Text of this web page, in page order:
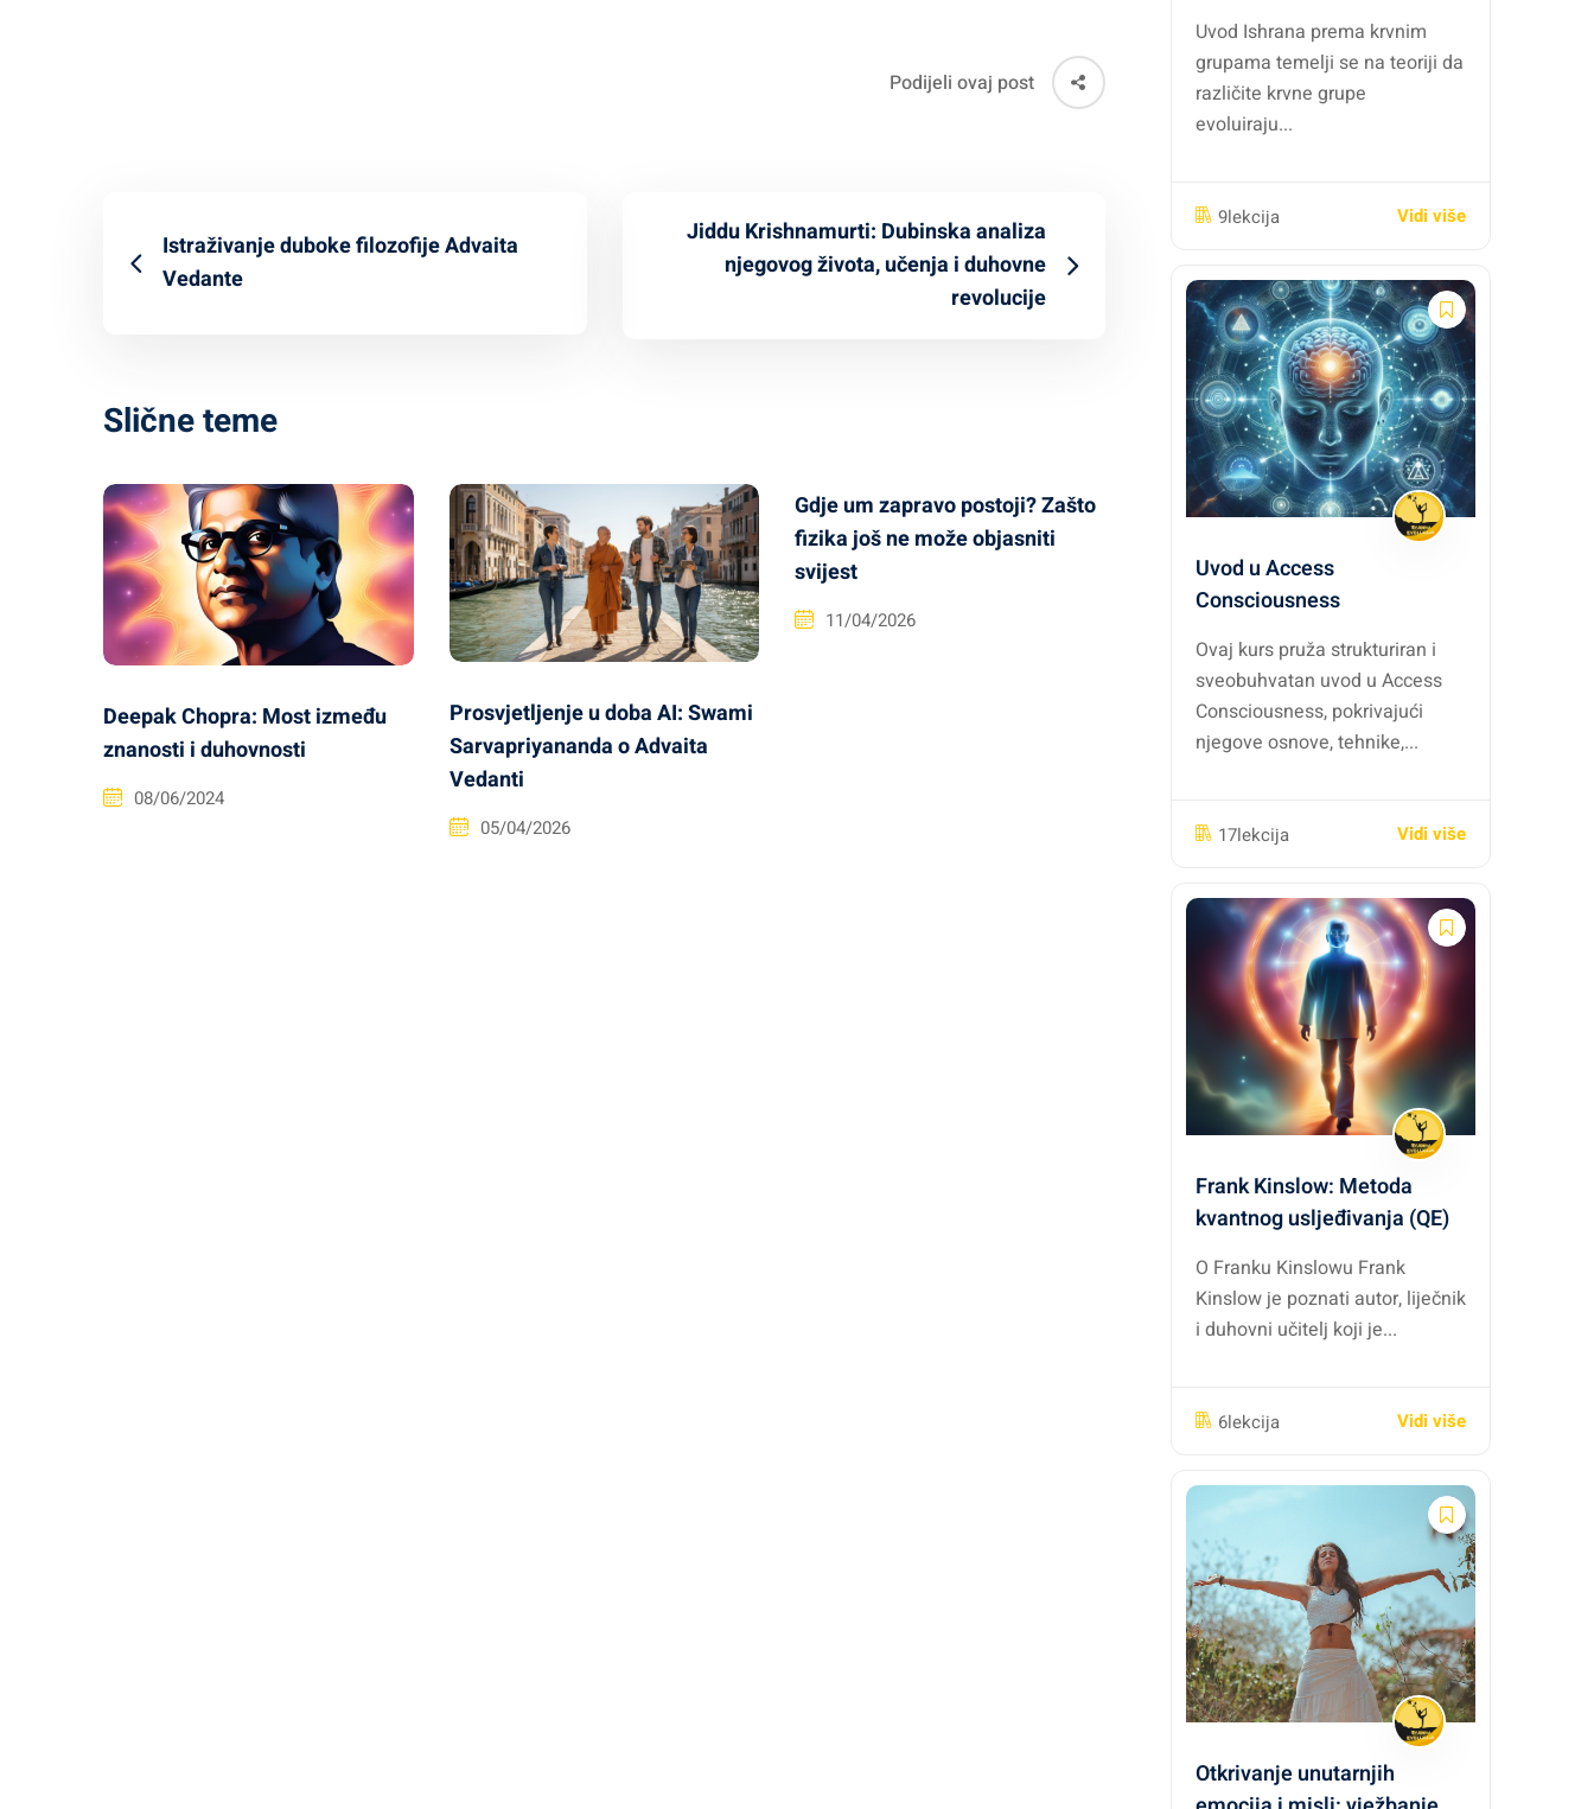
Podijeli ovaj post
Istraživanje duboke filozofije Advaita
Vedante
Jiddu Krishnamurti: Dubinska analiza
njegovog života, učenja i duhovne
revolucije
Slične teme
Deepak Chopra: Most između
znanosti i duhovnosti
08/06/2024
Prosvjetljenje u doba AI: Swami
Sarvapriyananda o Advaita
Vedanti
05/04/2026
Gdje um zapravo postoji? Zašto
fizika još ne može objasniti
svijest
11/04/2026
Uvod Ishrana prema krvnim
grupama temelji se na teoriji da
različite krvne grupe
evoluiraju...
9lekcija Vidi više
Uvod u Access
Consciousness
Ovaj kurs pruža strukturiran i
sveobuhvatan uvod u Access
Consciousness, pokrivajući
njegove osnove, tehnike,...
17lekcija Vidi više
Frank Kinslow: Metoda
kvantnog usljeđivanja (QE)
O Franku Kinslowu Frank
Kinslow je poznati autor, liječnik
i duhovni učitelj koji je...
6lekcija Vidi više
Otkrivanje unutarnjih